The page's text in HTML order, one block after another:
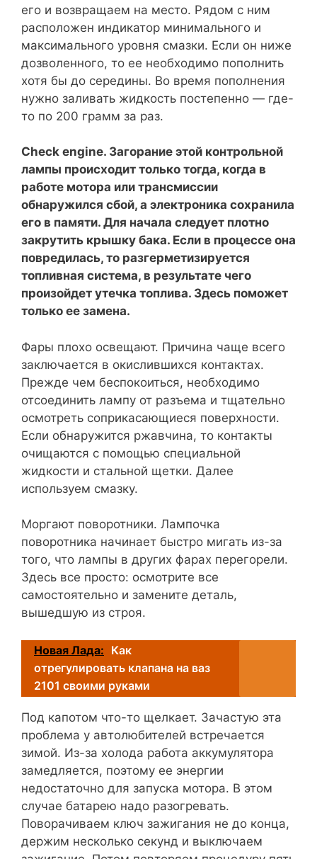
его и возвращаем на место. Рядом с ним
расположен индикатор минимального и
максимального уровня смазки. Если он ниже
дозволенного, то ее необходимо пополнить
хотя бы до середины. Во время пополнения
нужно заливать жидкость постепенно — где-
то по 200 грамм за раз.
Check engine. Загорание этой контрольной
лампы происходит только тогда, когда в
работе мотора или трансмиссии
обнаружился сбой, а электроника сохранила
его в памяти. Для начала следует плотно
закрутить крышку бака. Если в процессе она
повредилась, то разгерметизируется
топливная система, в результате чего
произойдет утечка топлива. Здесь поможет
только ее замена.
Фары плохо освещают. Причина чаще всего
заключается в окислившихся контактах.
Прежде чем беспокоиться, необходимо
отсоединить лампу от разъема и тщательно
осмотреть соприкасающиеся поверхности.
Если обнаружится ржавчина, то контакты
очищаются с помощью специальной
жидкости и стальной щетки. Далее
используем смазку.
Моргают поворотники. Лампочка
поворотника начинает быстро мигать из-за
того, что лампы в других фарах перегорели.
Здесь все просто: осмотрите все
самостоятельно и замените деталь,
вышедшую из строя.
Новая Лада: Как
отрегулировать клапана на ваз
2101 своими руками
Под капотом что-то щелкает. Зачастую эта
проблема у автолюбителей встречается
зимой. Из-за холода работа аккумулятора
замедляется, поэтому ее энергии
недостаточно для запуска мотора. В этом
случае батарею надо разогревать.
Поворачиваем ключ зажигания не до конца,
держим несколько секунд и выключаем